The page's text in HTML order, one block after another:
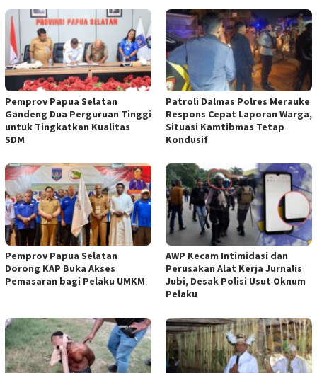
Pemprov Papua Selatan
Gandeng Dua Perguruan Tinggi
untuk Tingkatkan Kualitas
SDM
Patroli Dalmas Polres Merauke
Respons Cepat Laporan Warga,
Situasi Kamtibmas Tetap
Kondusif
Pemprov Papua Selatan
Dorong KAP Buka Akses
Pemasaran bagi Pelaku UMKM
AWP Kecam Intimidasi dan
Perusakan Alat Kerja Jurnalis
Jubi, Desak Polisi Usut Oknum
Pelaku